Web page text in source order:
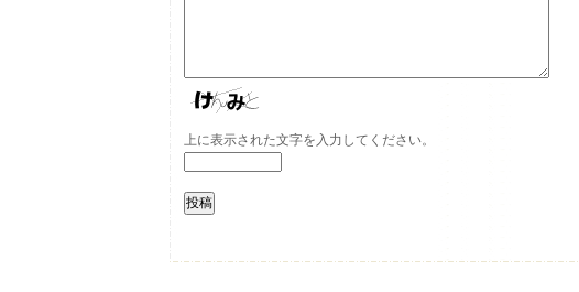
上に表示された文字を入力してください。